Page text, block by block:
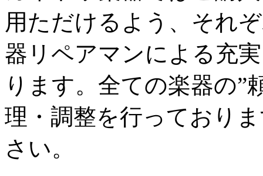
用ただけるよう、それ
器リペアマンによる充
ります。全ての楽器の”
理・調整を行っており
さい。